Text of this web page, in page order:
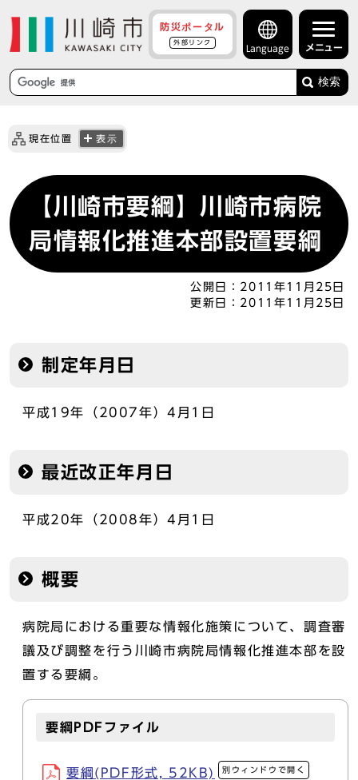
防災ポータル
外部リンク
Language メニュー
検索
現在位置 表示
【川崎市要綱】川崎市病院
局情報化推進本部設置要綱
公開日： 2011年11月25日
更新日： 2011年11月25日
制定年月日
平成19年（2007年）4月1日
最近改正年月日
平成20年（2008年）4月1日
概要
病院局における重要な情報化施策について、調査審
議及び調整を行う川崎市病院局情報化推進本部を設
置する要綱。
要綱PDFファイル
要綱(PDF形式, 52KB) 別ウィンドウで開く